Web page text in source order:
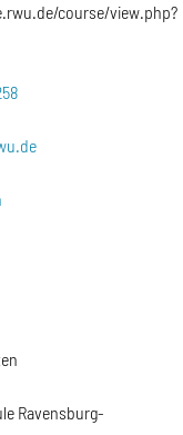
course/view.php?
Ravensburg-